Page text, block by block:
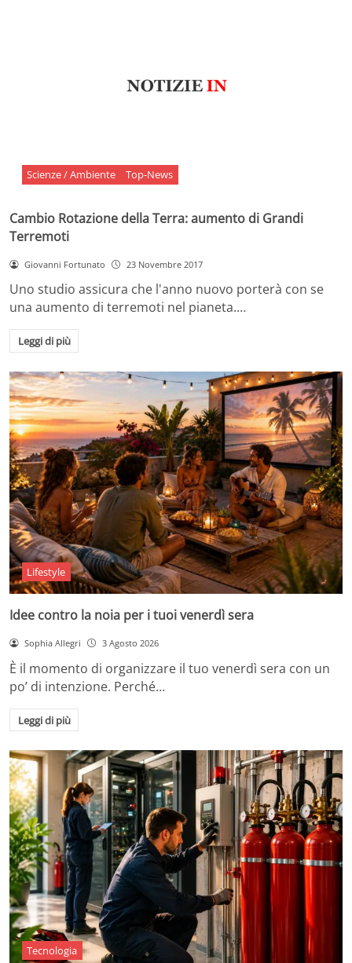
Scienze / Ambiente Top-News
Cambio Rotazione della Terra: aumento di Grandi
Terremoti
Giovanni Fortunato 23 Novembre 2017
Uno studio assicura che l'anno nuovo porterà con se
una aumento di terremoti nel pianeta.…
Leggi di più
Lifestyle
Idee contro la noia per i tuoi venerdì sera
Sophia Allegri 3 Agosto 2026
È il momento di organizzare il tuo venerdì sera con un
po’ di intenzione. Perché…
Leggi di più
Tecnologia